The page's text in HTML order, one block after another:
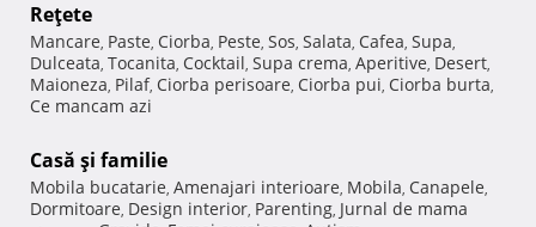
Reţete
Mancare, Paste, Ciorba, Peste, Sos, Salata, Cafea, Supa,
Dulceata, Tocanita, Cocktail, Supa crema, Aperitive, Desert,
Maioneza, Pilaf, Ciorba perisoare, Ciorba pui, Ciorba burta,
Ce mancam azi
Casă şi familie
Mobila bucatarie, Amenajari interioare, Mobila, Canapele,
Dormitoare, Design interior, Parenting, Jurnal de mama